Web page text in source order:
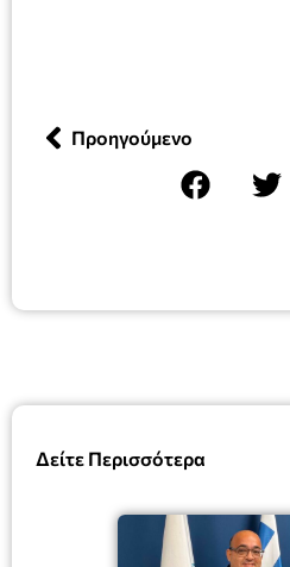
Δείτε Περισσότερα
Προηγούμενο